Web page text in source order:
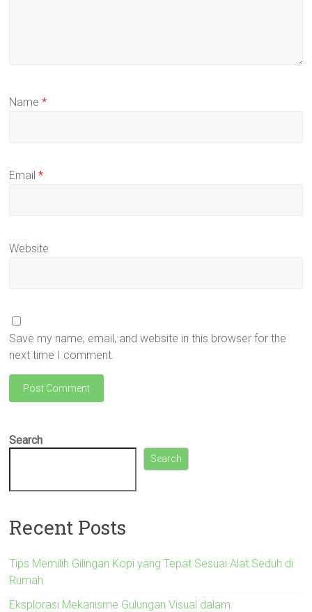
Name*
Email*
Website
Save my name, email, and website in this browser for the
next time I comment.
Search
Search
Recent Posts
Tips Memilih Gilingan Kopi yang Tepat Sesuai Alat Seduh di
Rumah
Eksplorasi Mekanisme Gulungan Visual dalam